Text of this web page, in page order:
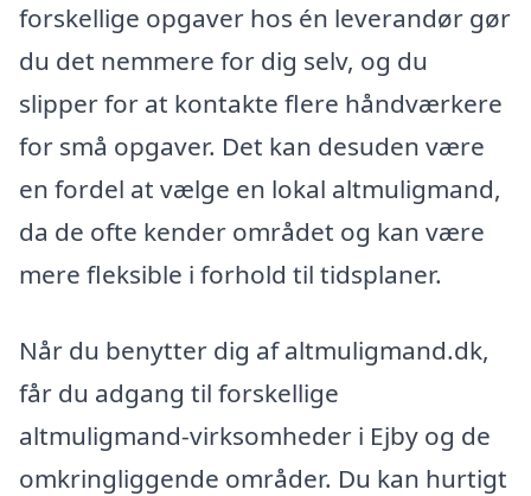
forskellige opgaver hos én leverandør gør
du det nemmere for dig selv, og du
slipper for at kontakte flere håndværkere
for små opgaver. Det kan desuden være
en fordel at vælge en lokal altmuligmand,
da de ofte kender området og kan være
mere fleksible i forhold til tidsplaner.
Når du benytter dig af altmuligmand.dk,
får du adgang til forskellige
altmuligmand-virksomheder i Ejby og de
omkringliggende områder. Du kan hurtigt